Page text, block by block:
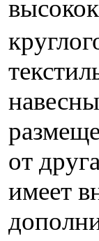
от
имеет